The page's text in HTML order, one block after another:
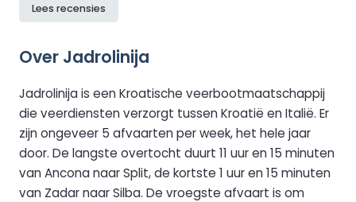
Lees recensies
Over Jadrolinija
Jadrolinija is een Kroatische veerbootmaatschappij
die veerdiensten verzorgt tussen Kroatië en Italië. Er
zijn ongeveer 5 afvaarten per week, het hele jaar
door. De langste overtocht duurt 11 uur en 15 minuten
van Ancona naar Split, de kortste 1 uur en 15 minuten
van Zadar naar Silba. De vroegste afvaart is om